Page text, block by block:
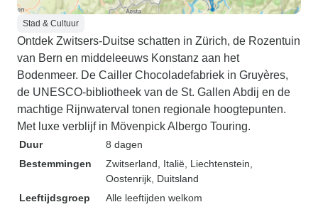
Stad & Cultuur
Ontdek Zwitsers-Duitse schatten in Zürich, de Rozentuin
van Bern en middeleeuws Konstanz aan het
Bodenmeer. De Cailler Chocoladefabriek in Gruyères,
de UNESCO-bibliotheek van de St. Gallen Abdij en de
machtige Rijnwaterval tonen regionale hoogtepunten.
Met luxe verblijf in Mövenpick Albergo Touring.
Duur
8 dagen
Bestemmingen
Zwitserland , Italië , Liechtenstein
Oostenrijk , Duitsland
Leeftijdsgroep
Alle leeftijden welkom